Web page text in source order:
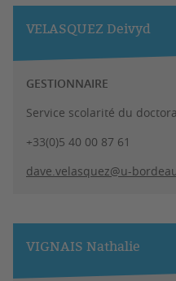
VELASQUEZ Deivyd
GESTIONNAIRE
Service scolarité du
+33(0)5 40 00 87 61
dave.velasquez@u-
VIGNAIS Nathalie